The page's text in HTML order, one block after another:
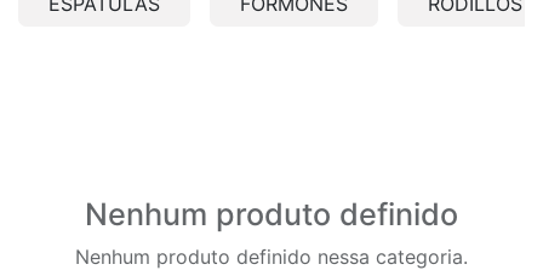
Nenhum produto definido
Nenhum produto definido nessa categoria.